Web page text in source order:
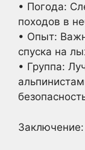
• Погода:
походов в
• Опыт:
спуска на
• Группа:
Заключение: